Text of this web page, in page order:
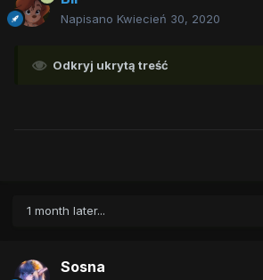
Napisano Kwiecień 30, 2020
Odkryj ukrytą treść
1 month later...
Sosna